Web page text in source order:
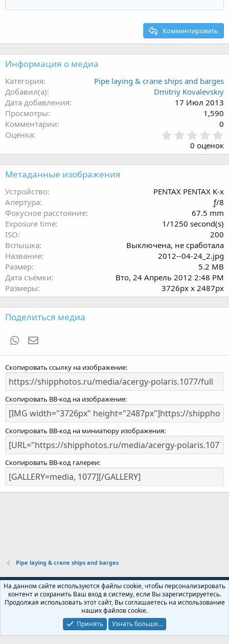
Комментировать
Информация о медиа
Категория
Pipe laying & crane ships and barges
Добавил(а)
Dmitriy Kovalevskiy
Дата добавления
17 Июл 2013
Просмотры
1,590
Комментарии
0
Оценка
.
0
ё
0 оценок
Метаданные изображения
Устройство
PENTAX PENTAX K-x
Апертура
ƒ/8
Фокусное расстояние
67.5 mm
Exposure time
1/1250 second(s)
ISO
200
Вспышка
Выключена, не сработала
Название
2012--04-24_2.jpg
Размер
5.2 MB
Дата съёмки
Вто, 24 Апрель 2012 2:48 PM
Размеры
3726px x 2487px
Поделиться медиа
WhatsApp
Скопировать ссылку на изображение
Скопировать BB-код на изображение
Скопировать BB-код на миниатюру изображения
Скопировать BB-код галереи
Pipe laying & crane ships and barges
Russian (RU)
Обратная связь
Условия и правила
Политика конфиденциальности
Помощь
XenForo.Info
На данном сайте используются файлы cookie, чтобы персонализировать
контент и сохранить Ваш вход в систему, если Вы зарегистрируетесь.
Продолжая использовать этот сайт, Вы соглашаетесь на использование
наших файлов cookie.
Принять
Узнать больше...